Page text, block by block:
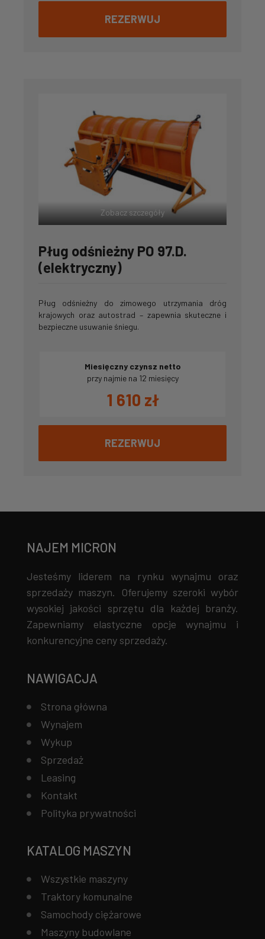
REZERWUJ
Zobacz szczegóły
Pług odśnieżny PO 97.D.
(elektryczny)
Pług odśnieżny do zimowego utrzymania dróg
krajowych oraz autostrad – zapewnia skuteczne i
bezpieczne usuwanie śniegu.
Miesięczny czynsz netto
przy najmie na 12 miesięcy
1 610 zł
REZERWUJ
NAJEM MICRON
Jesteśmy liderem na rynku wynajmu oraz
sprzedaży maszyn. Oferujemy szeroki wybór
wysokiej jakości sprzętu dla każdej branży.
Zapewniamy elastyczne opcje wynajmu i
konkurencyjne ceny sprzedaży.
NAWIGACJA
Strona główna
Wynajem
Wykup
Sprzedaż
Leasing
Kontakt
Polityka prywatności
KATALOG MASZYN
Wszystkie maszyny
Traktory komunalne
Samochody ciężarowe
Maszyny budowlane